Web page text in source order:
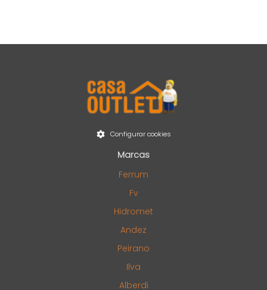
Configurar cookies
Marcas
Ferrum
Fv
Hidromet
Andez
Peirano
Ilva
Alberdi